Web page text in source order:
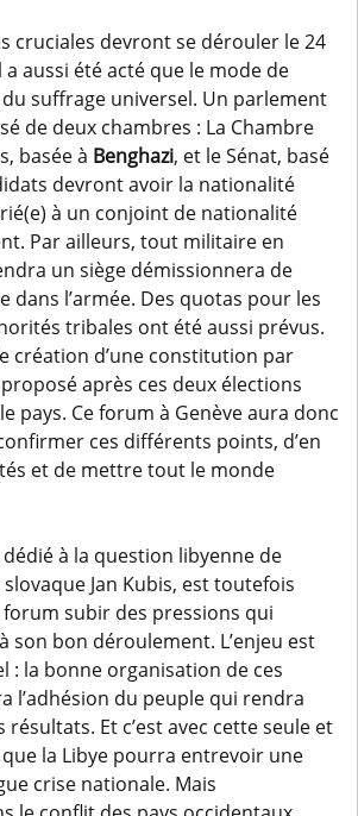
cruciales devront se dérouler le 24
a aussi été acté que le mode de
suffrage universel. Un parlement
de deux chambres : La Chambre
basée à Benghazi, et le Sénat, basé
devront avoir la nationalité
à un conjoint de nationalité
Par ailleurs, tout militaire en
un siège démissionnera de
dans l’armée. Des quotas pour les
tribales ont été aussi prévus.
création d’une constitution par
après ces deux élections
pays. Ce forum à Genève aura donc
ces différents points, d’en
et de mettre tout le monde
à la question libyenne de
slovaque Jan Kubis, est toutefois
subir des pressions qui
son bon déroulement. L’enjeu est
: la bonne organisation de ces
l’adhésion du peuple qui rendra
résultats. Et c’est avec cette seule et
la Libye pourra entrevoir une
crise nationale. Mais